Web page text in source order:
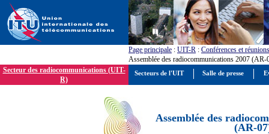
Page principale : UIT-R : Conférences et réunions
Assemblée des radiocommunications 2007 (AR-
Secteur des radiocommunications (UIT-
R)
Assemblée des
(AR-
Secteurs de l'UIT Salle de presse